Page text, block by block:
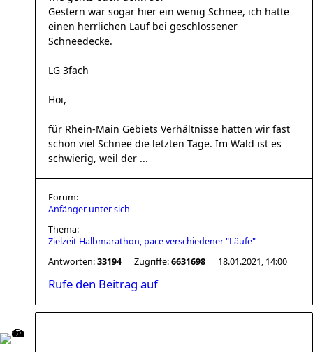
Gestern war sogar hier ein wenig Schnee, ich hatte
einen herrlichen Lauf bei geschlossener
Schneedecke.
LG 3fach
Hoi,
für Rhein-Main Gebiets Verhältnisse hatten wir fast
schon viel Schnee die letzten Tage. Im Wald ist es
schwierig, weil der ...
Forum:
Anfänger unter sich
Thema:
Zielzeit Halbmarathon, pace verschiedener "Läufe"
Antworten:33194 Zugriffe:6631698 18.01.2021, 14:00
Rufe den Beitrag auf